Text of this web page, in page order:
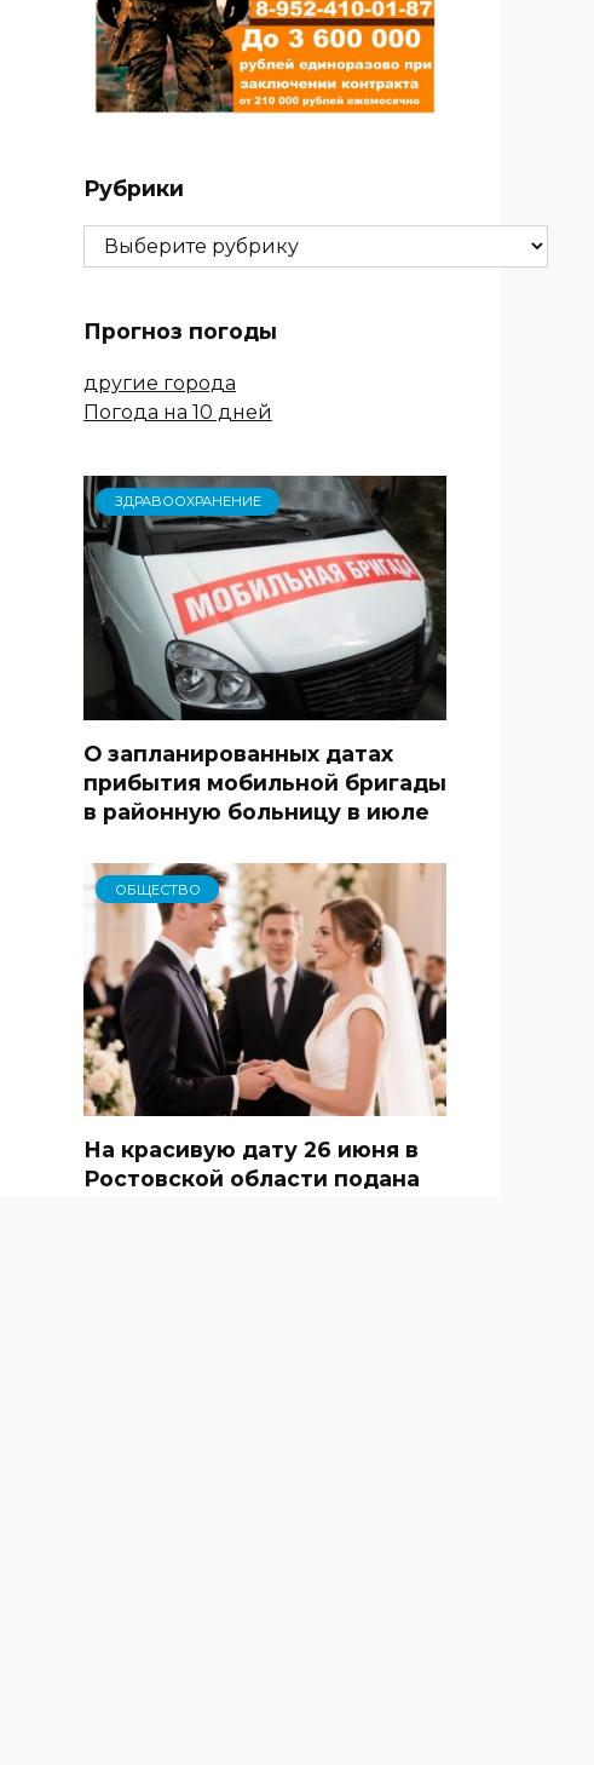
Рубрики
Рубрики
Прогноз погоды
другие города
Погода на 10 дней
ЗДРАВООХРАНЕНИЕ
О запланированных датах
прибытия мобильной бригады
в районную больницу в июле
ОБЩЕСТВО
На красивую дату 26 июня в
Ростовской области подана